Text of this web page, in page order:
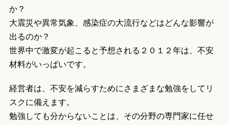
か？
大震災や異常気象、感染症の大流行などはどんな影響が
出るのか？
世界中で激変が起こると予想される２０１２年は、不安
材料がいっぱいです。
経営者は、不安を減らすためにさまざまな勉強をしてリ
スクに備えます。
勉強しても分からないことは、その分野の専門家に任せ